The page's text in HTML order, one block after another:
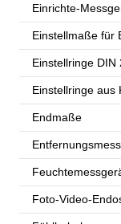
Einrichte-
Einstellmaße für
Einstellringe DIN
Einstellringe aus
Endmaße
Foto-Video-